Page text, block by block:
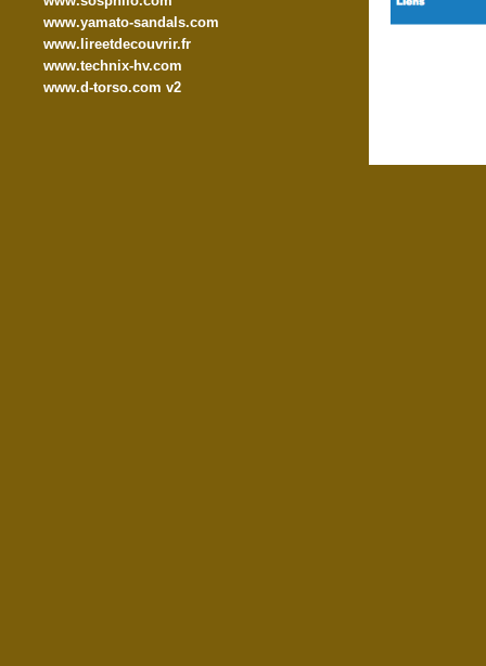
www.yamato-sandals.com
www.lireetdecouvrir.fr
www.technix-hv.com
www.d-torso.com v2